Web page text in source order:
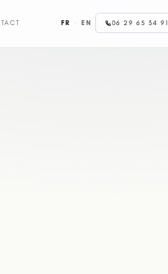
FR · EN 06 29 65 34 91